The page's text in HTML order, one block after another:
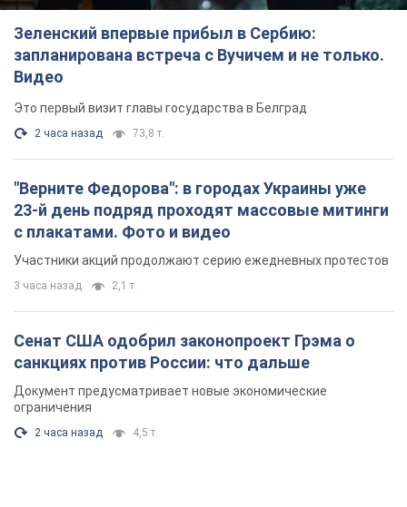
Зеленский впервые прибыл в Сербию:
запланирована встреча с Вучичем и не только.
Видео
Это первый визит главы государства в Белград
2 часа назад 73,8 т.
"Верните Федорова": в городах Украины уже
23-й день подряд проходят массовые митинги
с плакатами. Фото и видео
Участники акций продолжают серию ежедневных протестов
3 часа назад 2,1 т.
Сенат США одобрил законопроект Грэма о
санкциях против России: что дальше
Документ предусматривает новые экономические
ограничения
2 часа назад 4,5 т.